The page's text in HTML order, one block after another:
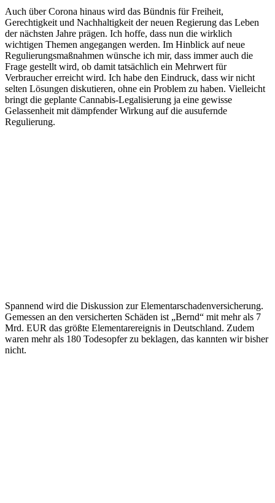
Auch über Corona hinaus wird das Bündnis für Freiheit,
Gerechtigkeit und Nachhaltigkeit der neuen Regierung das Leben
der nächsten Jahre prägen. Ich hoffe, dass nun die wirklich
wichtigen Themen angegangen werden. Im Hinblick auf neue
Regulierungsmaßnahmen wünsche ich mir, dass immer auch die
Frage gestellt wird, ob damit tatsächlich ein Mehrwert für
Verbraucher erreicht wird. Ich habe den Eindruck, dass wir nicht
selten Lösungen diskutieren, ohne ein Problem zu haben. Vielleicht
bringt die geplante Cannabis-Legalisierung ja eine gewisse
Gelassenheit mit dämpfender Wirkung auf die ausufernde
Regulierung.
Spannend wird die Diskussion zur Elementarschadenversicherung.
Gemessen an den versicherten Schäden ist „Bernd“ mit mehr als 7
Mrd. EUR das größte Elementarereignis in Deutschland. Zudem
waren mehr als 180 Todesopfer zu beklagen, das kannten wir bisher
nicht.